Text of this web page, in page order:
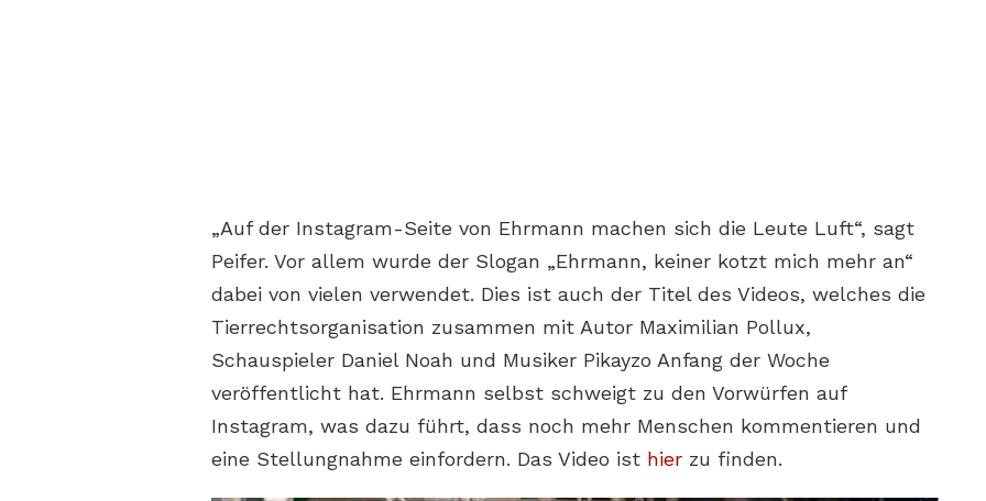
„Auf der Instagram-Seite von Ehrmann machen sich die Leute Luft“, sagt
Peifer. Vor allem wurde der Slogan „Ehrmann, keiner kotzt mich mehr an“
dabei von vielen verwendet. Dies ist auch der Titel des Videos, welches die
Tierrechtsorganisation zusammen mit Autor Maximilian Pollux,
Schauspieler Daniel Noah und Musiker Pikayzo Anfang der Woche
veröffentlicht hat. Ehrmann selbst schweigt zu den Vorwürfen auf
Instagram, was dazu führt, dass noch mehr Menschen kommentieren und
eine Stellungnahme einfordern. Das Video ist hier zu finden.